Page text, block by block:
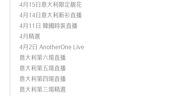
4月15日意大利限定靚花
4月14日意大利新衫直播
4月11日 韓國時裝直播
4月精選
4月2日 AnotherOne Live
意大利第六場直播
意大利第五場直播
意大利第四場直播
意大利第三場精選